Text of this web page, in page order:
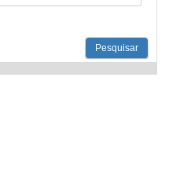
Pesquisar